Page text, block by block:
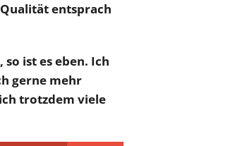
entsprach
so ist es eben. Ich
gerne mehr
trotzdem viele